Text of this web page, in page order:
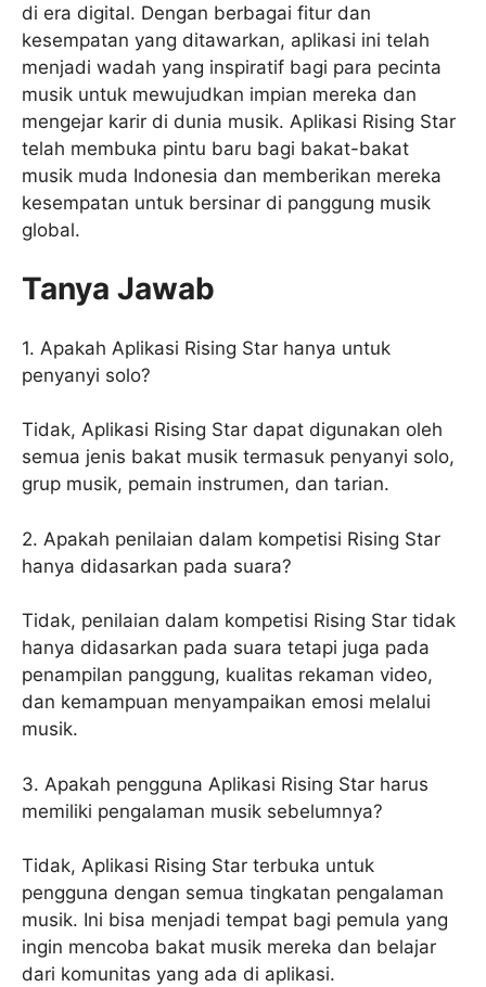
di era digital. Dengan berbagai fitur dan
kesempatan yang ditawarkan, aplikasi ini telah
menjadi wadah yang inspiratif bagi para pecinta
musik untuk mewujudkan impian mereka dan
mengejar karir di dunia musik. Aplikasi Rising Star
telah membuka pintu baru bagi bakat-bakat
musik muda Indonesia dan memberikan mereka
kesempatan untuk bersinar di panggung musik
global.
Tanya Jawab
1. Apakah Aplikasi Rising Star hanya untuk
penyanyi solo?
Tidak, Aplikasi Rising Star dapat digunakan oleh
semua jenis bakat musik termasuk penyanyi solo,
grup musik, pemain instrumen, dan tarian.
2. Apakah penilaian dalam kompetisi Rising Star
hanya didasarkan pada suara?
Tidak, penilaian dalam kompetisi Rising Star tidak
hanya didasarkan pada suara tetapi juga pada
penampilan panggung, kualitas rekaman video,
dan kemampuan menyampaikan emosi melalui
musik.
3. Apakah pengguna Aplikasi Rising Star harus
memiliki pengalaman musik sebelumnya?
Tidak, Aplikasi Rising Star terbuka untuk
pengguna dengan semua tingkatan pengalaman
musik. Ini bisa menjadi tempat bagi pemula yang
ingin mencoba bakat musik mereka dan belajar
dari komunitas yang ada di aplikasi.